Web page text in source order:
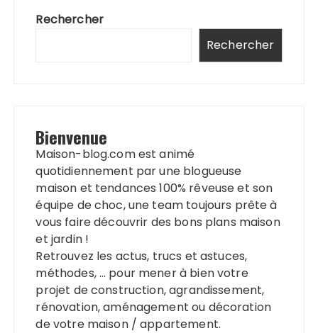
Rechercher
Rechercher
Bienvenue
Maison-blog.com est animé
quotidiennement par une blogueuse
maison et tendances 100% rêveuse et son
équipe de choc, une team toujours prête à
vous faire découvrir des bons plans maison
et jardin !
Retrouvez les actus, trucs et astuces,
méthodes, … pour mener à bien votre
projet de construction, agrandissement,
rénovation, aménagement ou décoration
de votre maison / appartement.